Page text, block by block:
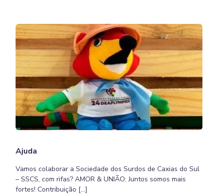
Ajuda
Vamos colaborar a Sociedade dos Surdos de Caxias do Sul
– SSCS, com rifas? AMOR & UNIÃO: Juntos somos mais
fortes! Contribuição […]